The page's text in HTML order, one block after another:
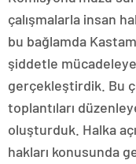
çalışmalarla insan
bu bağlamda
şiddetle
gerçekleştirdik. Bu
toplantıları
oluşturduk. Halka
hakları konusunda